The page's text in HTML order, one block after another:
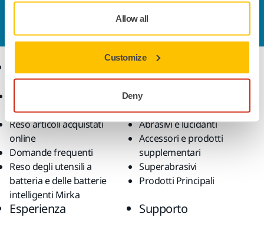
Allow all
Customize
Deny
esperti risponderà al più presto alle tue domande.
generali di vendita
Reso articoli acquistati
online
Domande frequenti
Reso degli utensili a
batteria e delle batterie
intelligenti Mirka
Utensili
Levigatura senza polvere
Abrasivi e lucidanti
Accessori e prodotti
supplementari
Superabrasivi
Prodotti Principali
Esperienza Supporto